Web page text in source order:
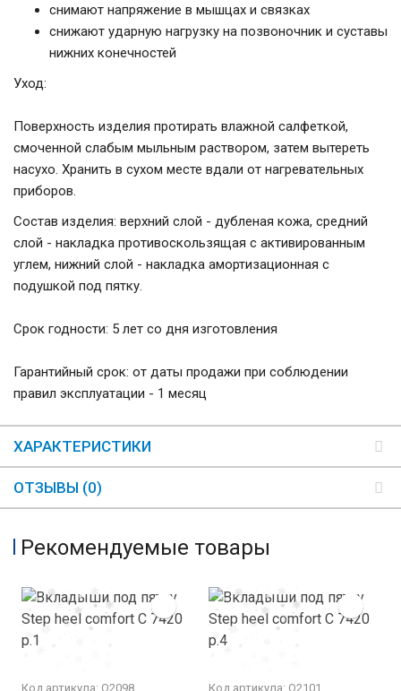
снимают напряжение в мышцах и связках
снижают ударную нагрузку на позвоночник и суставы
нижних конечностей
Уход:
Поверхность изделия протирать влажной салфеткой,
смоченной слабым мыльным раствором, затем вытереть
насухо. Хранить в сухом месте вдали от нагревательных
приборов.
Состав изделия: верхний слой - дубленая кожа, средний
слой - накладка противоскользящая с активированным
углем, нижний слой - накладка амортизационная с
подушкой под пятку.
Срок годности: 5 лет со дня изготовления
Гарантийный срок: от даты продажи при соблюдении
правил эксплуатации - 1 месяц
ХАРАКТЕРИСТИКИ
ОТЗЫВЫ (0)
Рекомендуемые товары
Код артикула: О2098 Код артикула: О2101